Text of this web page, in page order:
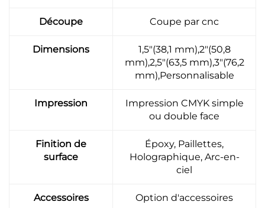
Découpe Coupe par cnc
Dimensions
1,5"(38,1 mm),2"(50,8
mm),2,5"(63,5 mm),3"(76,2
mm),Personnalisable
Impression
Impression CMYK simple
ou double face
Finition de
surface
Époxy, Paillettes,
Holographique, Arc-en-
ciel
Accessoires Option d'accessoires